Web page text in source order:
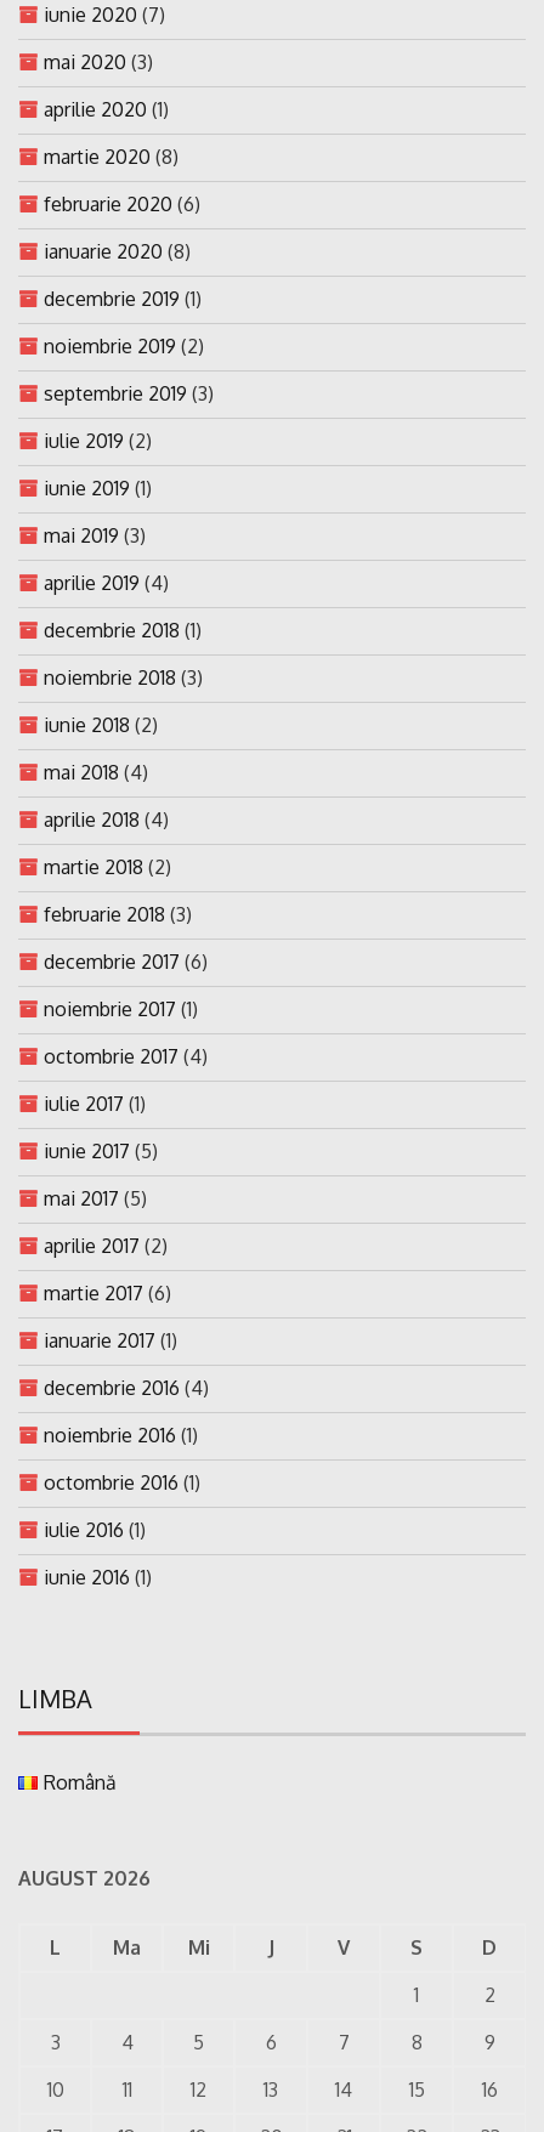
iunie 2020 (7)
mai 2020 (3)
aprilie 2020 (1)
martie 2020 (8)
februarie 2020 (6)
ianuarie 2020 (8)
decembrie 2019 (1)
noiembrie 2019 (2)
septembrie 2019 (3)
iulie 2019 (2)
iunie 2019 (1)
mai 2019 (3)
aprilie 2019 (4)
decembrie 2018 (1)
noiembrie 2018 (3)
iunie 2018 (2)
mai 2018 (4)
aprilie 2018 (4)
martie 2018 (2)
februarie 2018 (3)
decembrie 2017 (6)
noiembrie 2017 (1)
octombrie 2017 (4)
iulie 2017 (1)
iunie 2017 (5)
mai 2017 (5)
aprilie 2017 (2)
martie 2017 (6)
ianuarie 2017 (1)
decembrie 2016 (4)
noiembrie 2016 (1)
octombrie 2016 (1)
iulie 2016 (1)
iunie 2016 (1)
LIMBA
Română
AUGUST 2026
L Ma Mi J V S
D
1
2
3
4 5 6 7 8
9
10
11 12 13 14 15
16